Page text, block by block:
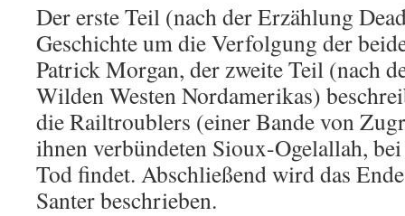
Der erste Teil (nach der Erzählung
Geschichte um die Verfolgung der
Patrick Morgan, der zweite Teil (nach
Wilden Westen Nordamerikas)
die Railtroublers (einer Bande von
ihnen verbündeten Sioux-Ogelallah,
Tod findet. Abschließend wird das
Santer beschrieben.